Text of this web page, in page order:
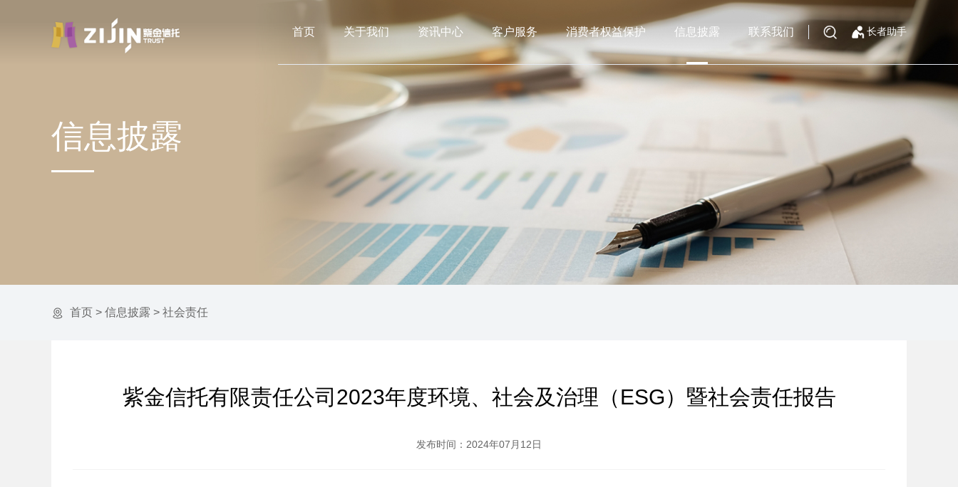
长者助手
首页 关于我们 资讯中心 客户服务 消费者权益保护 信息披露 联系我们
信息披露
首页 > 信息披露 > 社会责任
紫金信托有限责任公司2023年度环境、社会及治理（ESG）暨社会责任报告
发布时间：2024年07月12日